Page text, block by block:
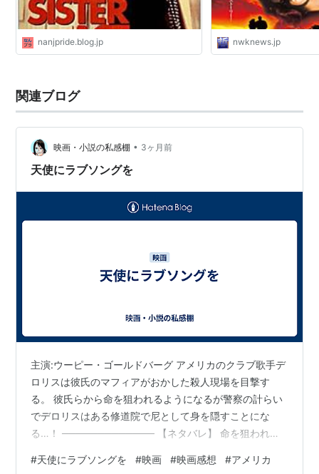
nanjpride.blog.jp nwknews.jp
関連ブログ
映画・小説の私感棚 • 3ヶ月前
天使にラブソングを
主演:ウーピー・ゴールドバーグ アメリカのクラブ歌手デ
ロリスは彼氏のマフィアがおかした殺人現場を目撃す
る。 彼氏らから命を狙われるようになるが警察の計らい
でデロリスはある修道院で尼として身を隠すことにな
る…！ ───────────── 【ネタバレ】 命を狙われピ
との仲や元彼マフィアとのゴタゴタで絶体絶命のピンチ
#天使にラブソングを #映画 #映画感想 #アメリカ